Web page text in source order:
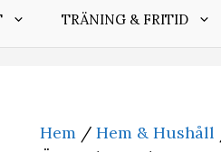
TRÄNING & FRITID
Hem / Hem & Hushåll